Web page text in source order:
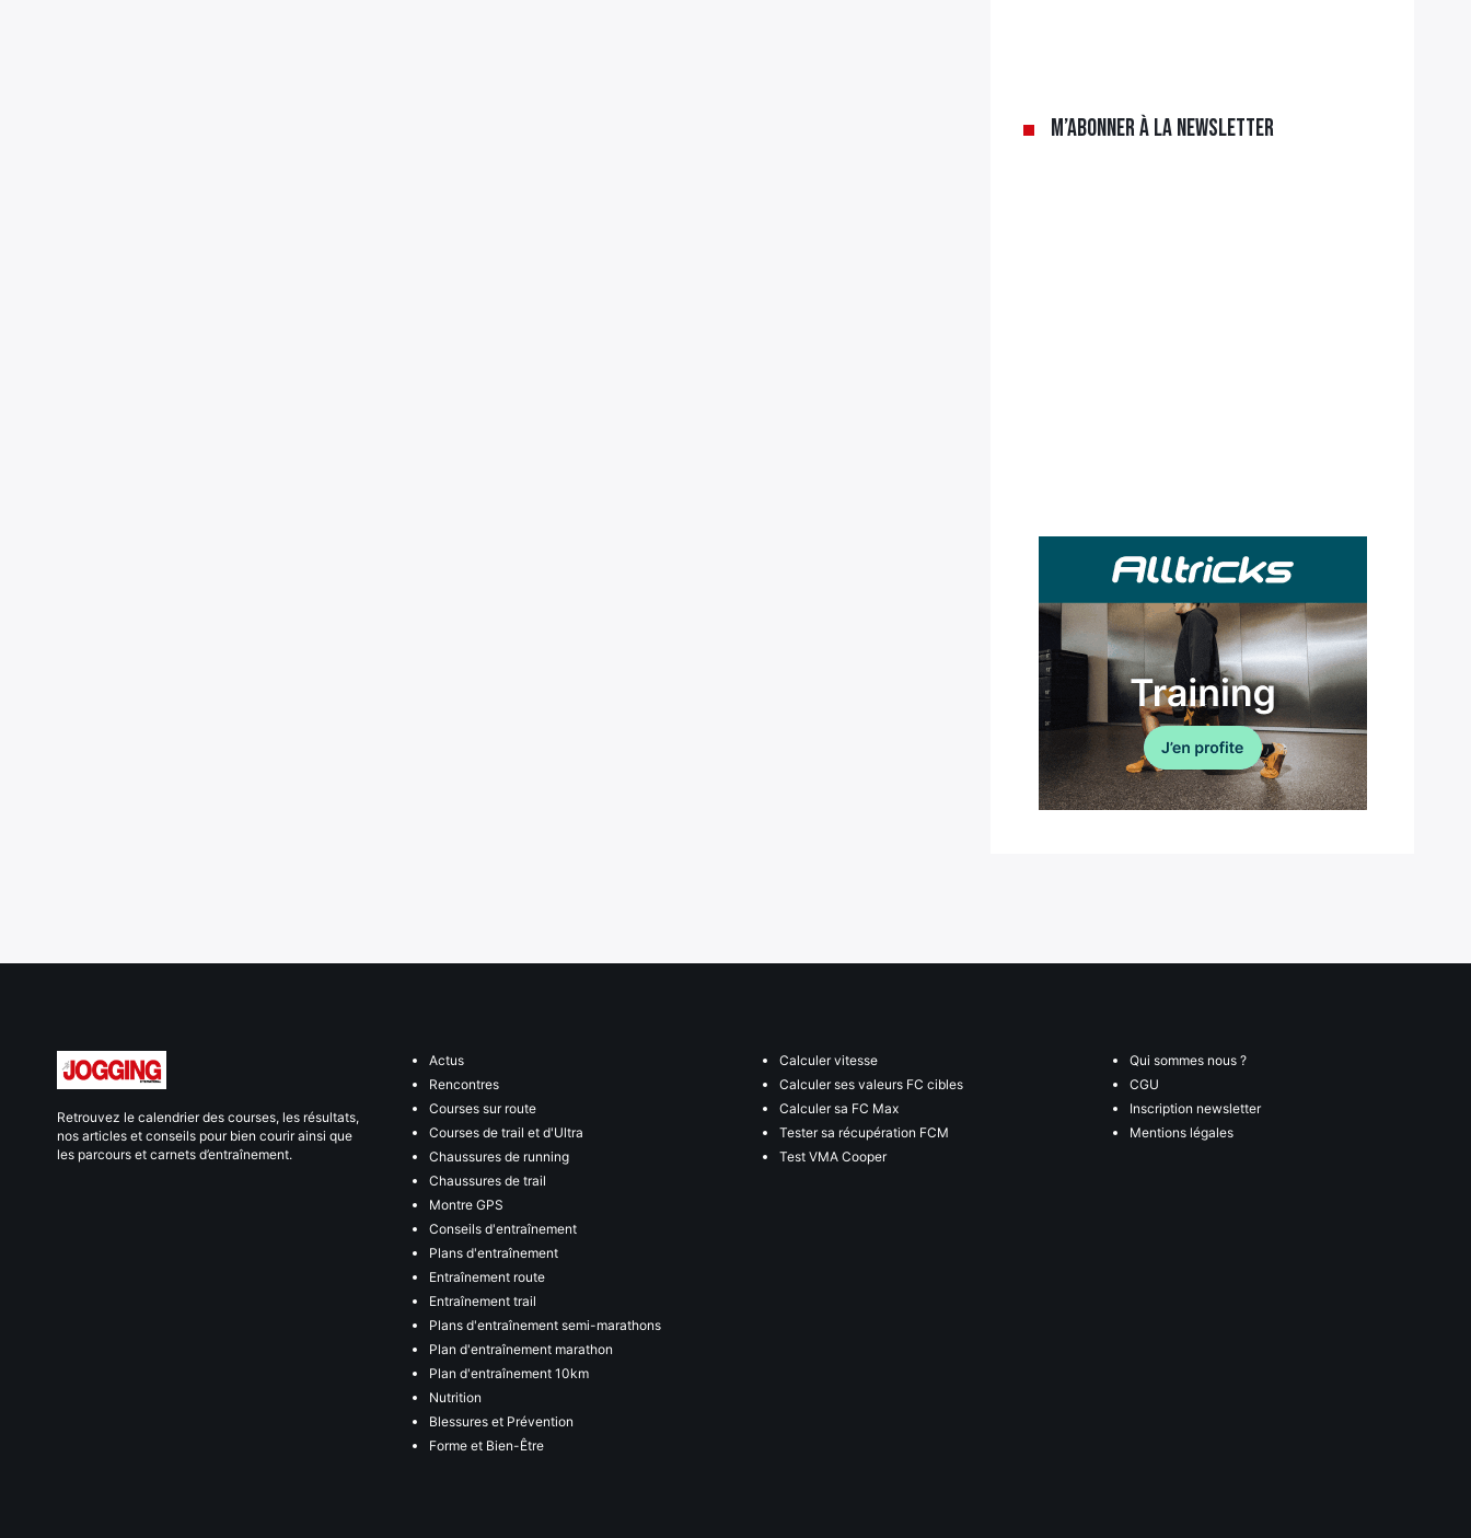
M’abonner à la newsletter
Retrouvez le calendrier des courses, les résultats,
nos articles et conseils pour bien courir ainsi que
les parcours et carnets d’entraînement.
Actus
Rencontres
Courses sur route
Courses de trail et d'Ultra
Chaussures de running
Chaussures de trail
Montre GPS
Conseils d'entraînement
Plans d'entraînement
Entraînement route
Entraînement trail
Plans d'entraînement semi-marathons
Plan d'entraînement marathon
Plan d'entraînement 10km
Nutrition
Blessures et Prévention
Forme et Bien-Être
Calculer vitesse
Calculer ses valeurs FC cibles
Calculer sa FC Max
Tester sa récupération FCM
Test VMA Cooper
Qui sommes nous ?
CGU
Inscription newsletter
Mentions légales